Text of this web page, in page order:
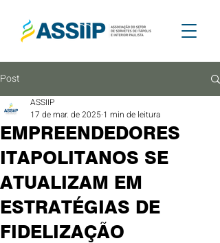
Post
EMPREENDEDORES
ITAPOLITANOS SE
ATUALIZAM EM
ESTRATÉGIAS DE
FIDELIZAÇÃO
ASSIIP
17 de mar. de 2025 1 min de leitura